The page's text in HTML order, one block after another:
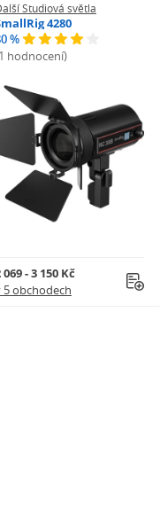
Studiová světla
4280
%
hodnocení)
069 - 3 150 Kč
5 obchodech